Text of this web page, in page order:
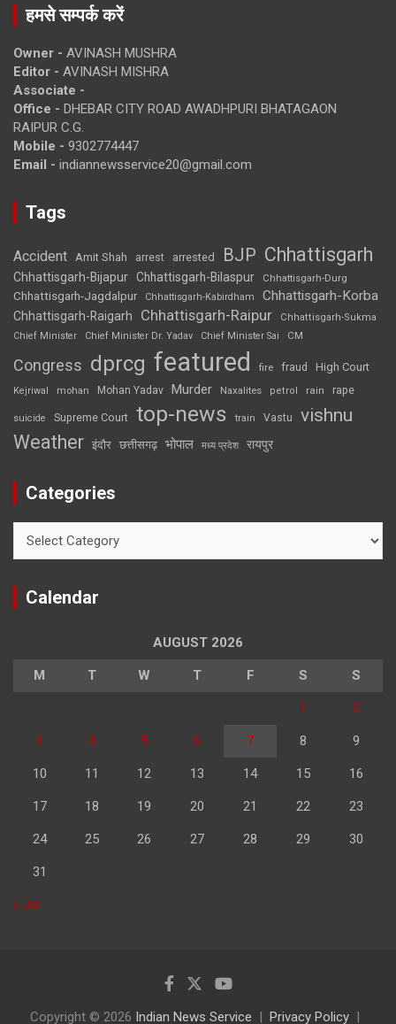
हमसे सम्पर्क करें
Owner - AVINASH MUSHRA
Editor - AVINASH MISHRA
Associate -
Office - DHEBAR CITY ROAD AWADHPURI BHATAGAON
RAIPUR C.G.
Mobile - 9302774447
Email - indiannewsservice20@gmail.com
Tags
Accident Amit Shah arrest arrested BJP Chhattisgarh
Chhattisgarh-Bijapur Chhattisgarh-Bilaspur Chhattisgarh-Durg
Chhattisgarh-Jagdalpur Chhattisgarh-Kabirdham Chhattisgarh-Korba
Chhattisgarh-Raigarh Chhattisgarh-Raipur
Chhattisgarh-Sukma
Chief Minister
Chief Minister Dr. Yadav Chief Minister Sai CM
Congress dprcg featured fire fraud High Court
Kejriwal mohan Mohan Yadav Murder Naxalites petrol rain rape
suicide Supreme Court top-news train Vastu vishnu
Weather इंदौर छत्तीसगढ़ भोपाल मध्य प्रदेश रायपुर
Categories
Calendar
AUGUST 2026
M T W T F S S
1 2
3 4 5 6 7 8 9
10 11 12 13 14 15 16
17 18 19 20 21 22 23
24 25 26 27 28 29 30
31
« Jul
Copyright © 2026 Indian News Service Privacy Policy